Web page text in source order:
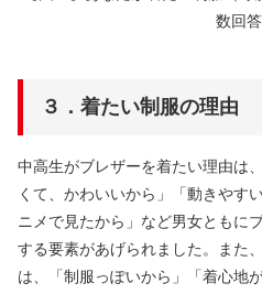
数回答
３．着たい制服の理由
中高生がブレザーを着たい理由は
くて、かわいいから」「動きやす
ニメで見たから」など男女ともに
する要素があげられました。また
は、「制服っぽいから」「着心地